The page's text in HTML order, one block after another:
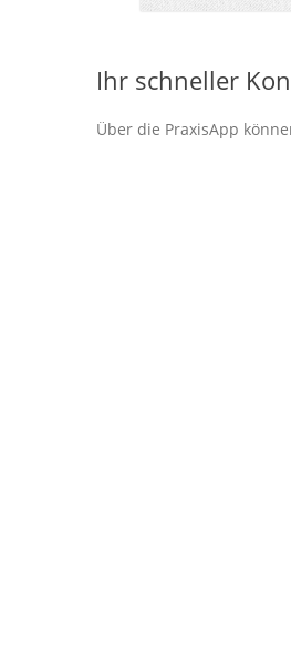
Ihr schneller
Über die PraxisApp